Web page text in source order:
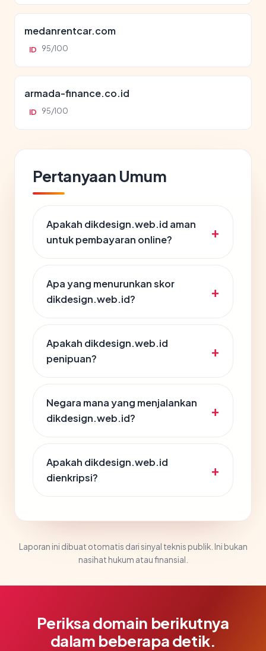
medanrentcar.com
ID 95/100
armada-finance.co.id
ID 95/100
Pertanyaan Umum
Apakah dikdesign.web.id aman
untuk pembayaran online?
Apa yang menurunkan skor
dikdesign.web.id?
Apakah dikdesign.web.id
penipuan?
Negara mana yang menjalankan
dikdesign.web.id?
Apakah dikdesign.web.id
dienkripsi?
Laporan ini dibuat otomatis dari sinyal teknis publik. Ini bukan
nasihat hukum atau finansial.
Periksa domain berikutnya
dalam beberapa detik.